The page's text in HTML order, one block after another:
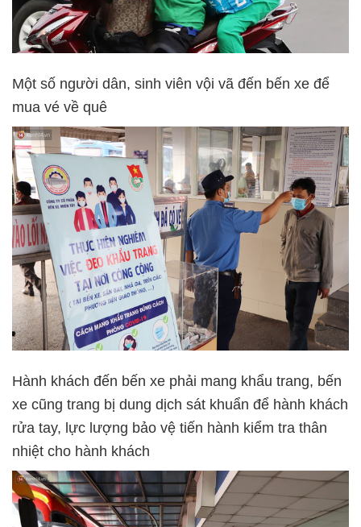
Một số người dân, sinh viên vội vã đến bến xe để
mua vé về quê
Hành khách đến bến xe phải mang khẩu trang, bến
xe cũng trang bị dung dịch sát khuẩn để hành khách
rửa tay, lực lượng bảo vệ tiến hành kiểm tra thân
nhiệt cho hành khách